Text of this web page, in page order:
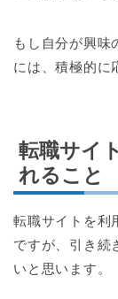
もし自分が興味
には、積極的に
転職サイ
れること
転職サイトを利
ですが、引き続
いと思います。